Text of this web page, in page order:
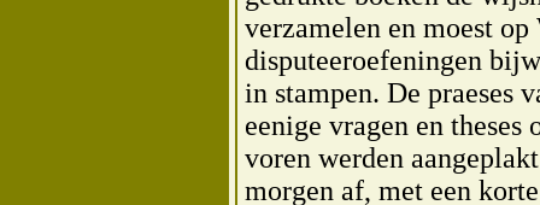
verzamelen en moest op
disputeeroefeningen
in stampen. De praeses
eenige vragen en theses
voren werden
morgen af, met een